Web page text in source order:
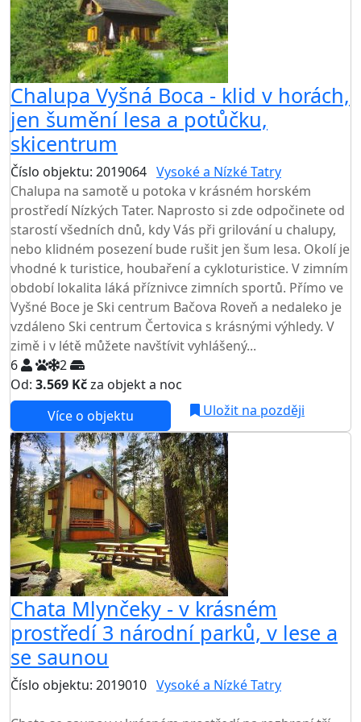
Chalupa Vyšná Boca - klid v horách,
jen šumění lesa a potůčku,
skicentrum
Číslo objektu: 2019064 Vysoké a Nízké Tatry
Chalupa na samotě u potoka v krásném horském
prostředí Nízkých Tater. Naprosto si zde odpočinete od
starostí všedních dnů, kdy Vás při grilování u chalupy,
nebo klidném posezení bude rušit jen šum lesa. Okolí je
vhodné k turistice, houbaření a cykloturistice. V zimním
období lokalita láká příznivce zimních sportů. Přímo ve
Vyšné Boce je Ski centrum Bačova Roveň a nedaleko je
vzdáleno Ski centrum Čertovica s krásnými výhledy. V
zimě i v létě můžete navštívit vyhlášený...
6
2
Od: 3.569 Kčza objekt a noc
Více o objektu
Uložit na později
Chata Mlynčeky - v krásném
prostředí 3 národní parků, v lese a
se saunou
Číslo objektu: 2019010 Vysoké a Nízké Tatry